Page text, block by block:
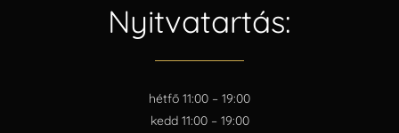
Nyitvatartás:
hétfő 11:00 – 19:00
kedd 11:00 – 19:00